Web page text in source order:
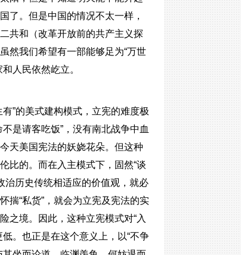
了。但是中国的情况不太一样，
共和（改革开放前的共产主义探
然我们希望有一部能够足为“万世
人民依然屹立。
”的美式建构模式，立宪的难度极
是请客吃饭”，没有南北战争中血
天美国宪法的妖娆花朵。但这种
比的。而在入主模式下，固然“谈
治历史传统相适应的价值观，就必
揣“私货”，就会为立宪及宪法的实
之境。因此，这种立宪模式对“入
。也正是在这个意义上，以“不争